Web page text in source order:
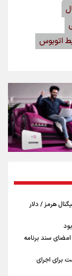
انتظار سیگنال هرمز / دلار
امضای سند برنامه
برای اجرای
اتوبوس